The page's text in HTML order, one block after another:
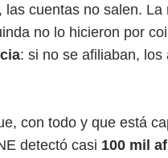
las cuentas no salen.
no lo hicieron por
: si no se afiliaban,
con todo y que está
detectó casi 100 mil